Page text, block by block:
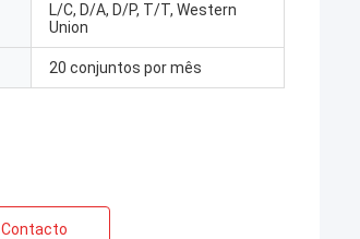
L/C, D/A, D/P, T/T, Western
Union
20 conjuntos por mês
Contacto